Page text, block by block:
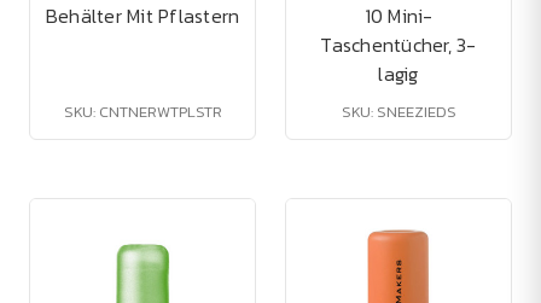
Behälter Mit Pflastern
SKU: CNTNERWTPLSTR
10 Mini-
Taschentücher, 3-
lagig
SKU: SNEEZIEDS